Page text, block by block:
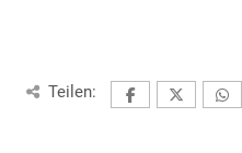
Teilen: